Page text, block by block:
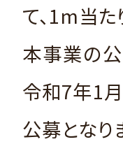
て、1m当
本事業の
令和7年1月
公募となり